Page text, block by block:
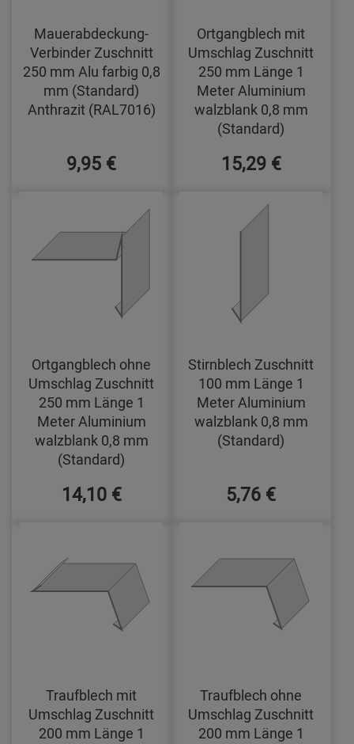
Mauerabdeckung-
Verbinder Zuschnitt
250 mm Alu farbig 0,8
mm (Standard)
Anthrazit (RAL7016)
9,95 €
Ortgangblech mit
Umschlag Zuschnitt
250 mm Länge 1
Meter Aluminium
walzblank 0,8 mm
(Standard)
15,29 €
Ortgangblech ohne
Umschlag Zuschnitt
250 mm Länge 1
Meter Aluminium
walzblank 0,8 mm
(Standard)
14,10 €
Stirnblech Zuschnitt
100 mm Länge 1
Meter Aluminium
walzblank 0,8 mm
(Standard)
5,76 €
Traufblech mit
Umschlag Zuschnitt
200 mm Länge 1
Traufblech ohne
Umschlag Zuschnitt
200 mm Länge 1